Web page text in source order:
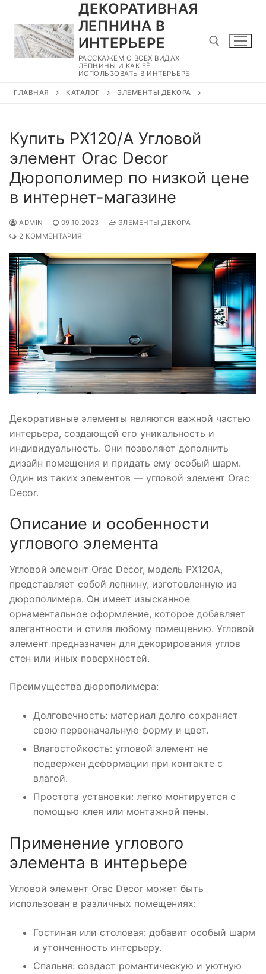
содержимому
ДЕКОРАТИВНАЯ
ЛЕПНИНА В
ИНТЕРЬЕРЕ
РАССКАЖЕМ О ВСЕХ ВИДАХ
ЛЕПНИНЫ И КАК ЕЁ
ИСПОЛЬЗОВАТЬ В ИНТЕРЬЕРЕ
ГЛАВНАЯ КАТАЛОГ ЭЛЕМЕНТЫ ДЕКОРА
Купить PX120/A Угловой
элемент Orac Decor
Дюрополимер по низкой цене
в интернет-магазине
ADMIN 09.10.2023
ЭЛЕМЕНТЫ ДЕКОРА
2 КОММЕНТАРИЯ
Декоративные элементы являются важной частью
интерьера, создающей его уникальность и
индивидуальность. Они позволяют дополнить
дизайн помещения и придать ему особый шарм.
Один из таких элементов — угловой элемент Orac
Decor.
Описание и особенности
углового элемента
Угловой элемент Orac Decor, модель PX120A,
представляет собой лепнину, изготовленную из
дюрополимера. Он имеет изысканное
орнаментальное оформление, которое добавляет
элегантности и стиля любому помещению. Угловой
элемент предназначен для декорирования углов
стен или иных поверхностей.
Преимущества дюрополимера:
Долговечность: материал долго сохраняет
свою первоначальную форму и цвет.
Влагостойкость: угловой элемент не
подвержен деформации при контакте с
влагой.
Простота установки: легко монтируется с
помощью клея или монтажной пены.
Применение углового
элемента в интерьере
Угловой элемент Orac Decor может быть
использован в различных помещениях:
Гостиная или столовая: добавит особый шарм
и утонченность интерьеру.
Спальня: создаст романтическую и уютную